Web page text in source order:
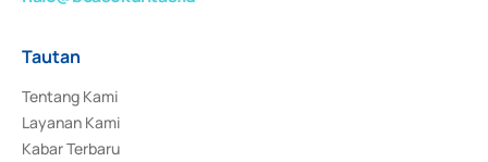
Tautan
Tentang Kami
Layanan Kami
Kabar Terbaru